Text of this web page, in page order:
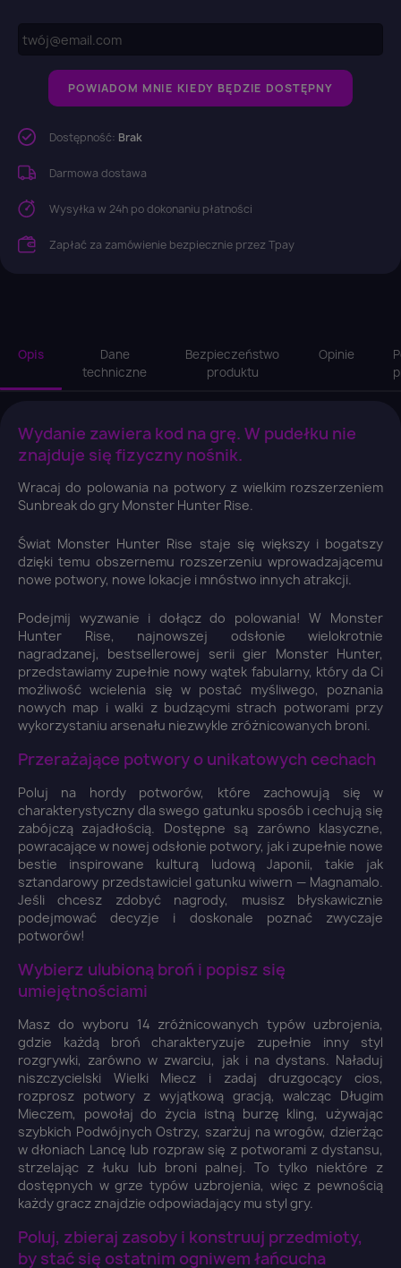
POWIADOM MNIE KIEDY BĘDZIE DOSTĘPNY
Dostępność: Brak
Darmowa dostawa
Wysyłka w 24h po dokonaniu płatności
Zapłać za zamówienie bezpiecznie przez Tpay
Opis
Dane
techniczne
Bezpieczeństwo
produktu
Opinie
Wydanie zawiera kod na grę. W pudełku nie
znajduje się fizyczny nośnik.
Wracaj do polowania na potwory z wielkim rozszerzeniem
Sunbreak do gry Monster Hunter Rise.
Świat Monster Hunter Rise staje się większy i bogatszy
dzięki temu obszernemu rozszerzeniu wprowadzającemu
nowe potwory, nowe lokacje i mnóstwo innych atrakcji.
Podejmij wyzwanie i dołącz do polowania! W Monster
Hunter Rise, najnowszej odsłonie wielokrotnie
nagradzanej, bestsellerowej serii gier Monster Hunter,
przedstawiamy zupełnie nowy wątek fabularny, który da Ci
możliwość wcielenia się w postać myśliwego, poznania
nowych map i walki z budzącymi strach potworami przy
wykorzystaniu arsenału niezwykle zróżnicowanych broni.
Przerażające potwory o unikatowych cechach
Poluj na hordy potworów, które zachowują się w
charakterystyczny dla swego gatunku sposób i cechują się
zabójczą zajadłością. Dostępne są zarówno klasyczne,
powracające w nowej odsłonie potwory, jak i zupełnie nowe
bestie inspirowane kulturą ludową Japonii, takie jak
sztandarowy przedstawiciel gatunku wiwern — Magnamalo.
Jeśli chcesz zdobyć nagrody, musisz błyskawicznie
podejmować decyzje i doskonale poznać zwyczaje
potworów!
Wybierz ulubioną broń i popisz się
umiejętnościami
Masz do wyboru 14 zróżnicowanych typów uzbrojenia,
gdzie każdą broń charakteryzuje zupełnie inny styl
rozgrywki, zarówno w zwarciu, jak i na dystans. Naładuj
niszczycielski Wielki Miecz i zadaj druzgocący cios,
rozprosz potwory z wyjątkową gracją, walcząc Długim
Mieczem, powołaj do życia istną burzę kling, używając
szybkich Podwójnych Ostrzy, szarżuj na wrogów, dzierżąc
w dłoniach Lancę lub rozpraw się z potworami z dystansu,
strzelając z łuku lub broni palnej. To tylko niektóre z
dostępnych w grze typów uzbrojenia, więc z pewnością
każdy gracz znajdzie odpowiadający mu styl gry.
Poluj, zbieraj zasoby i konstruuj przedmioty,
by stać się ostatnim ogniwem łańcucha